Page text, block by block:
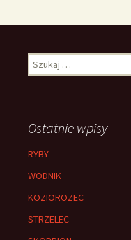
Szukaj:
Ostatnie wpisy
RYBY
WODNIK
KOZIOROZEC
STRZELEC